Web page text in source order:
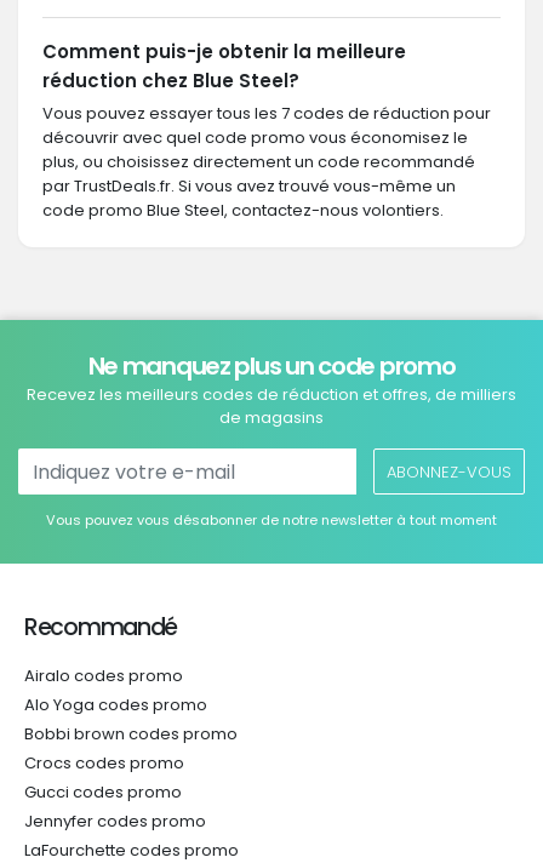
Comment puis-je obtenir la meilleure
réduction chez Blue Steel?
Vous pouvez essayer tous les 7 codes de réduction pour
découvrir avec quel code promo vous économisez le
plus, ou choisissez directement un code recommandé
par TrustDeals.fr. Si vous avez trouvé vous-même un
code promo Blue Steel, contactez-nous volontiers.
Ne manquez plus un code promo
Recevez les meilleurs codes de réduction et offres, de milliers
de magasins
ABONNEZ-VOUS
Vous pouvez vous désabonner de notre newsletter à tout moment
Recommandé
Airalo codes promo
Alo Yoga codes promo
Bobbi brown codes promo
Crocs codes promo
Gucci codes promo
Jennyfer codes promo
LaFourchette codes promo